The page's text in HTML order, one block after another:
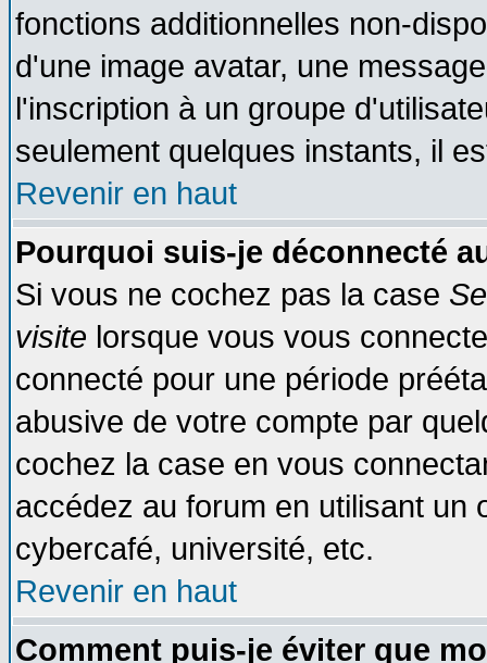
fonctions additionnelles non-
d'une image avatar, une
l'inscription à un groupe
seulement quelques instants, il
Revenir en haut
Pourquoi suis-je déconnecté
Si vous ne cochez pas la case
visite lorsque vous vous
connecté pour une période
abusive de votre compte par
cochez la case en vous
accédez au forum en utilisant un
cybercafé, université, etc.
Revenir en haut
Comment puis-je éviter que